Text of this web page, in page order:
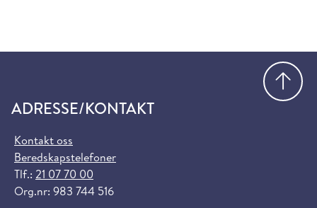
ADRESSE/KONTAKT
Kontakt oss
Beredskapstelefoner
Tlf.: 21 07 70 00
Org.nr: 983 744 516